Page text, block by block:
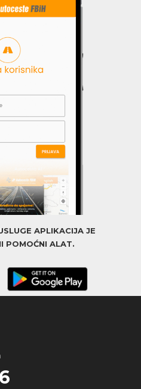
APLIKACIJA JE
POMOĆNI ALAT.